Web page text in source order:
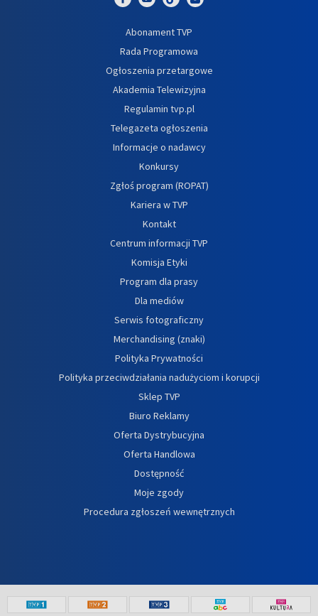
Abonament TVP
Rada Programowa
Ogłoszenia przetargowe
Akademia Telewizyjna
Regulamin tvp.pl
Telegazeta ogłoszenia
Informacje o nadawcy
Konkursy
Zgłoś program (ROPAT)
Kariera w TVP
Kontakt
Centrum informacji TVP
Komisja Etyki
Program dla prasy
Dla mediów
Serwis fotograficzny
Merchandising (znaki)
Polityka Prywatności
Polityka przeciwdziałania nadużyciom i korupcji
Sklep TVP
Biuro Reklamy
Oferta Dystrybucyjna
Oferta Handlowa
Dostępność
Moje zgody
Procedura zgłoszeń wewnętrznych